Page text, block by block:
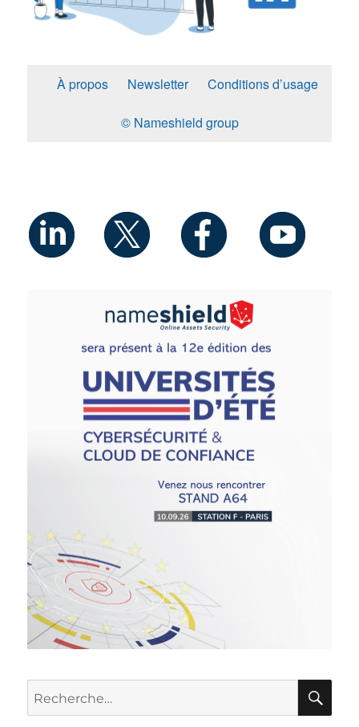
À propos Newsletter Conditions d’usage
© Nameshield group
Recherche
pour :